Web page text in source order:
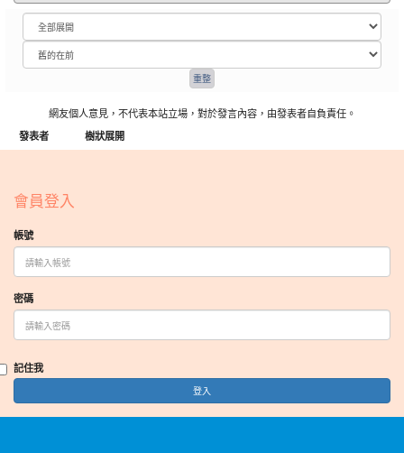
網友個人意見，不代表本站立場，對於發言內容，由發表者自負責任。
發表者
樹狀展開
會員登入
帳號
密碼
記住我
登入